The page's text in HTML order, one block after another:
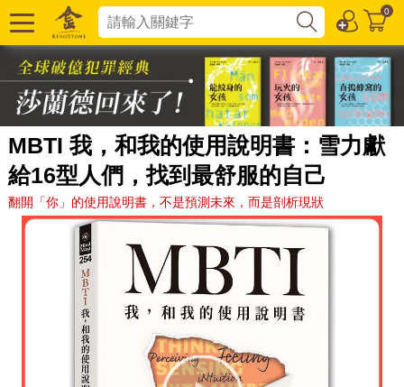
0
MBTI 我，和我的使用說明書：雪力獻
給16型人們，找到最舒服的自己
翻開「你」的使用說明書，不是預測未來，而是剖析現狀